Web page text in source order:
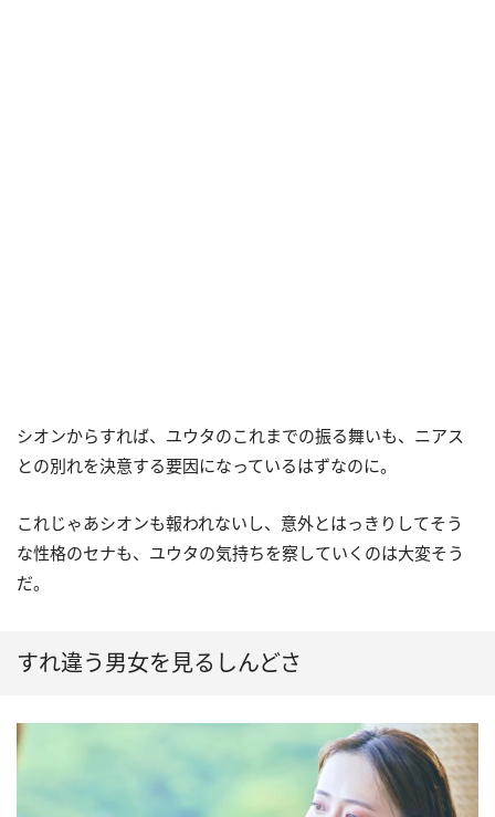
シオンからすれば、ユウタのこれまでの振る舞いも、ニアス
との別れを決意する要因になっているはずなのに。
これじゃあシオンも報われないし、意外とはっきりしてそう
な性格のセナも、ユウタの気持ちを察していくのは大変そう
だ。
すれ違う男女を見るしんどさ